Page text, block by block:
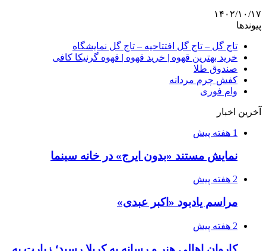
۱۴۰۲/۱۰/۱۷
پیوندها
تاج گل – تاج گل افتتاحیه – تاج گل نمایشگاه
خرید بهترین قهوه | خرید قهوه | قهوه گرنیکا کافی
صندوق طلا
کفش چرم مردانه
وام فوری
آخرین اخبار
1 هفته پیش
نمایش مستند «بدون ایرج» در خانه سینما
2 هفته پیش
مراسم یادبود «اکبر عبدی»
2 هفته پیش